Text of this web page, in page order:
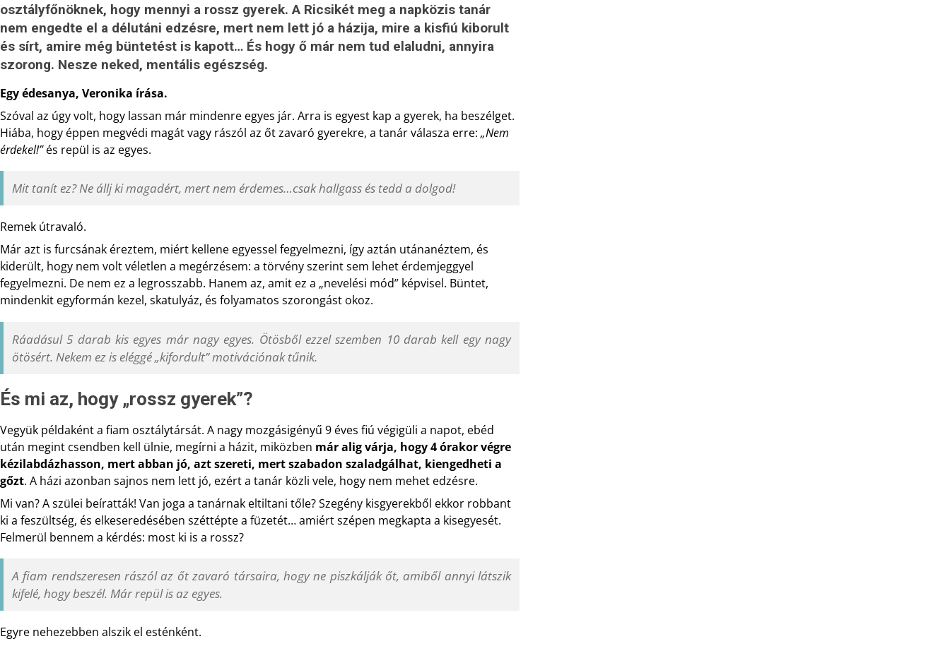
osztályfőnöknek, hogy mennyi a rossz gyerek. A Ricsikét meg a napközis tanár
nem engedte el a délutáni edzésre, mert nem lett jó a házija, mire a kisfiú kiborult
és sírt, amire még büntetést is kapott… És hogy ő már nem tud elaludni, annyira
szorong. Nesze neked, mentális egészség.
Egy édesanya, Veronika írása.
Szóval az úgy volt, hogy lassan már mindenre egyes jár. Arra is egyest kap a gyerek, ha beszélget.
Hiába, hogy éppen megvédi magát vagy rászól az őt zavaró gyerekre, a tanár válasza erre: „Nem
érdekel!”és repül is az egyes.
Mit tanít ez? Ne állj ki magadért, mert nem érdemes…csak hallgass és tedd a dolgod!
Remek útravaló.
Már azt is furcsának éreztem, miért kellene egyessel fegyelmezni, így aztán utánanéztem, és
kiderült, hogy nem volt véletlen a megérzésem: a törvény szerint sem lehet érdemjeggyel
fegyelmezni. De nem ez a legrosszabb. Hanem az, amit ez a „nevelési mód” képvisel. Büntet,
mindenkit egyformán kezel, skatulyáz, és folyamatos szorongást okoz.
Ráadásul 5 darab kis egyes már nagy egyes. Ötösből ezzel szemben 10 darab kell egy nagy
ötösért. Nekem ez is eléggé „kifordult” motivációnak tűnik.
És mi az, hogy „rossz gyerek”?
Vegyük példaként a fiam osztálytársát. A nagy mozgásigényű 9 éves fiú végigüli a napot, ebéd
után megint csendben kell ülnie, megírni a házit, miközben már alig várja, hogy 4 órakor végre
kézilabdázhasson, mert abban jó, azt szereti, mert szabadon szaladgálhat, kiengedheti a
gőzt. A házi azonban sajnos nem lett jó, ezért a tanár közli vele, hogy nem mehet edzésre.
Mi van? A szülei beíratták! Van joga a tanárnak eltiltani tőle? Szegény kisgyerekből ekkor robbant
ki a feszültség, és elkeseredésében széttépte a füzetét… amiért szépen megkapta a kisegyesét.
Felmerül bennem a kérdés: most ki is a rossz?
A fiam rendszeresen rászól az őt zavaró társaira, hogy ne piszkálják őt, amiből annyi látszik
kifelé, hogy beszél. Már repül is az egyes.
Egyre nehezebben alszik el esténként.